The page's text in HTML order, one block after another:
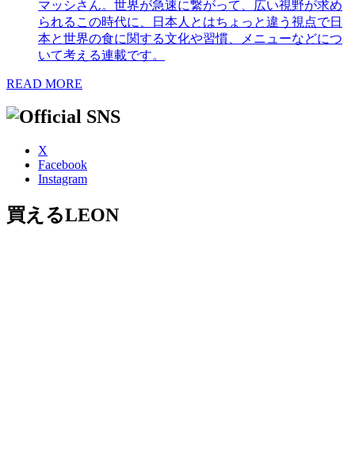
マッシさん。世界が急速に繋がって、広い視野が求め
られるこの時代に、日本人とはちょっと違う視点で日
本と世界の食に関する文化や習慣、メニューなどにつ
いて考える連載です。
READ MORE
X
Facebook
Instagram
買えるLEON